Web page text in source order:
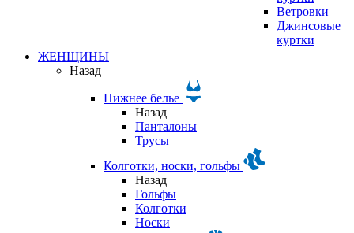
Ветровки
Джинсовые
куртки
ЖЕНЩИНЫ
Назад
Нижнее белье
Назад
Панталоны
Трусы
Колготки, носки, гольфы
Назад
Гольфы
Колготки
Носки